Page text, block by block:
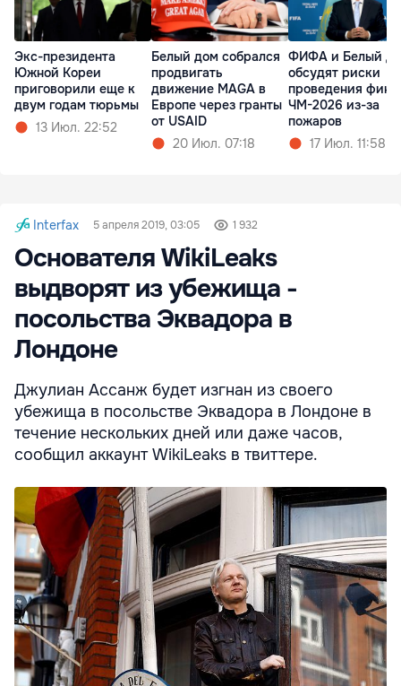
Экс-президента
Южной Кореи
приговорили еще к
двум годам тюрьмы
13 Июл. 22:52
Белый дом собрался
продвигать
движение MAGA в
Европе через гранты
от USAID
20 Июл. 07:18
ФИФА и Белый
обсудят риски
проведения
ЧМ-2026 из-за
пожаров
17 Июл. 11:58
Interfax 5 апреля 2019, 03:05 1 932
Основателя WikiLeaks
выдворят из убежища -
посольства Эквадора в
Лондоне
Джулиан Ассанж будет изгнан из своего
убежища в посольстве Эквадора в Лондоне в
течение нескольких дней или даже часов,
сообщил аккаунт WikiLeaks в твиттере.